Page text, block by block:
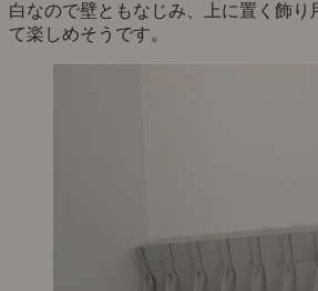
白なので壁ともなじみ、上に置く飾
て楽しめそうです。